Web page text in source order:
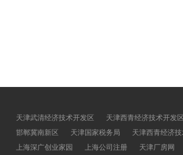
天津武清经济技术开发区 天津西青经济技术开发
邯郸冀南新区 天津国家税务局 天津西青经济
上海深广创业家园 上海公司注册 天津厂房网